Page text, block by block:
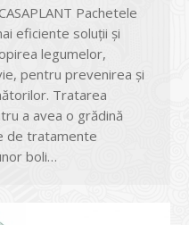
Pachetele
eficiente soluții și
legumelor,
pentru prevenirea și
Tratarea
a avea o grădină
de tratamente
boli…